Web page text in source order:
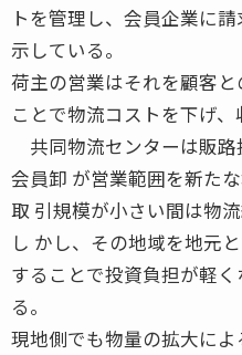
トを管理し、会員企業に
示している。
荷主の営業はそれを顧客
ことで物流コストを下げ、
共同物流センターは販路
会員卸 が営業範囲を新た
取 引規模が小さい間は物
し かし、その地域を地元
することで投資負担が軽
る。
現地側でも物量の拡大に